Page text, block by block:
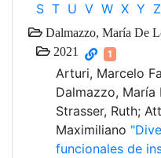
S T U V W X Y Z
Dalmazzo, María De
2021 1
Arturi, Marcelo
Dalmazzo, María
Strasser, Ruth;
Maximiliano
funcionales de